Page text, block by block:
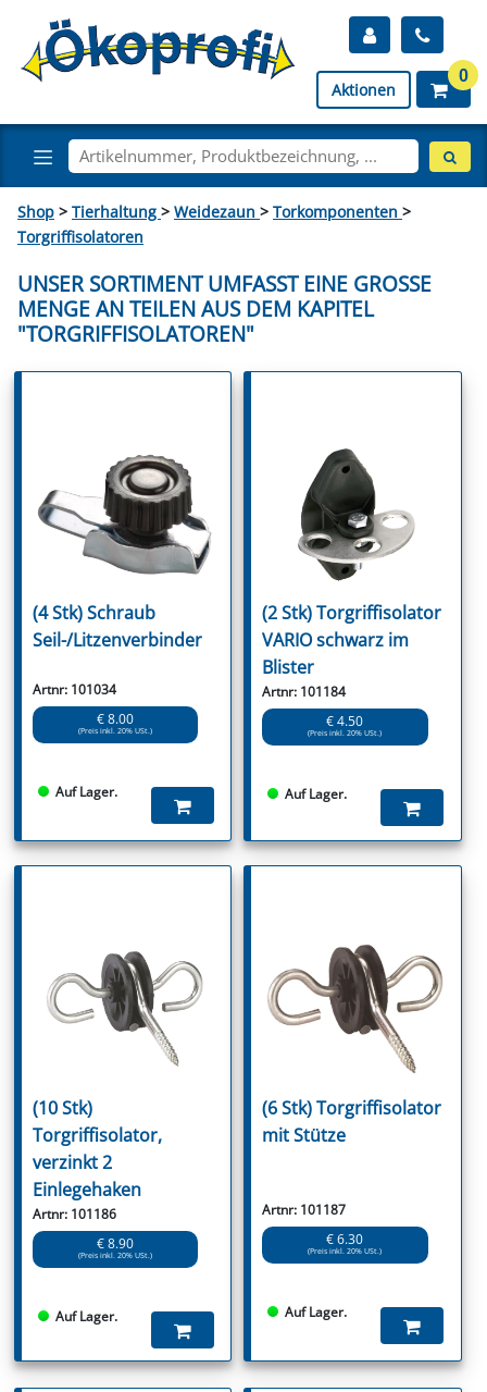
Aktionen
0
Shop > Tierhaltung > Weidezaun > Torkomponenten >
Torgriffisolatoren
UNSER SORTIMENT UMFASST EINE GROSSE M
ENGE AN TEILEN AUS DEM KAPITEL "
TORGRIFFISOLATOREN"
(4 Stk) Schraub
Seil-/Litzenverbinder
Artnr: 101034
€ 8.00
(Preis inkl. 20% USt.)
Auf Lager.
(2 Stk) Torgriffisolator
VARIO schwarz im
Blister
Artnr: 101184
€ 4.50
(Preis inkl. 20% USt.)
Auf Lager.
(10 Stk)
Torgriffisolator,
verzinkt 2
Einlegehaken
Artnr: 101186
€ 8.90
(Preis inkl. 20% USt.)
Auf Lager.
(6 Stk) Torgriffisolator
mit Stütze
Artnr: 101187
€ 6.30
(Preis inkl. 20% USt.)
Auf Lager.